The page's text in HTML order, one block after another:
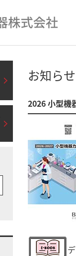
お知らせ
2026 小型機